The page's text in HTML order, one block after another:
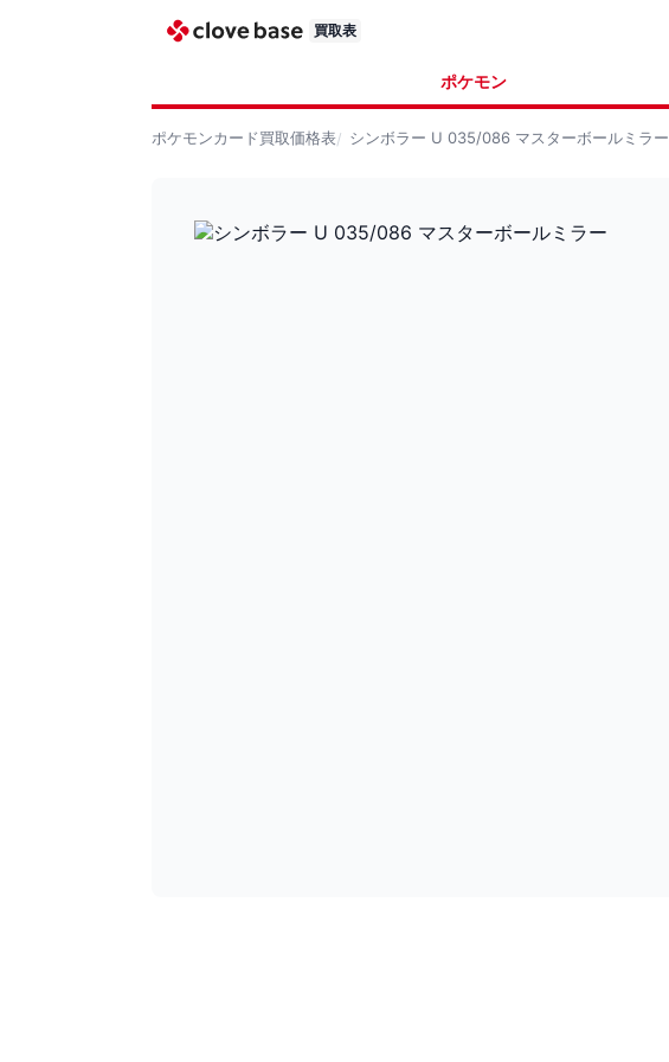
買取表
ポケモン
ポケモンカード買取価格表 シンボラー U 035/086 マスターボールミラー